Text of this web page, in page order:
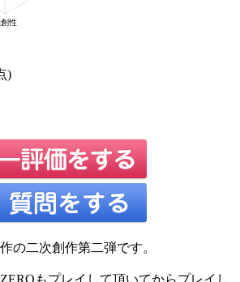
)
の二次創作第二弾です。
もプレイして頂いてからプレイし